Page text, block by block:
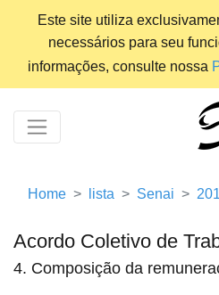
Este site utiliza
necessários para seu
informações, consulte nossa
Home lista Senai
Acordo Coletivo de
4. Composição da